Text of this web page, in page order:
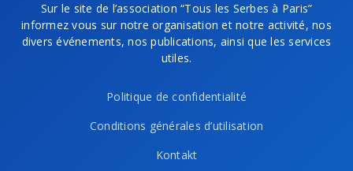
Sur le site de l’association “Tous les Serbes à Paris”
informez vous sur notre organisation et notre activité, nos
divers événements, nos publications, ainsi que les services
utiles.
Politique de confidentialité
Conditions générales d’utilisation
Kontakt